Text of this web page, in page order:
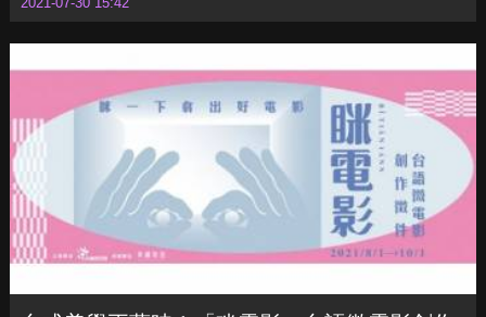
徵件」祭出50萬總獎金